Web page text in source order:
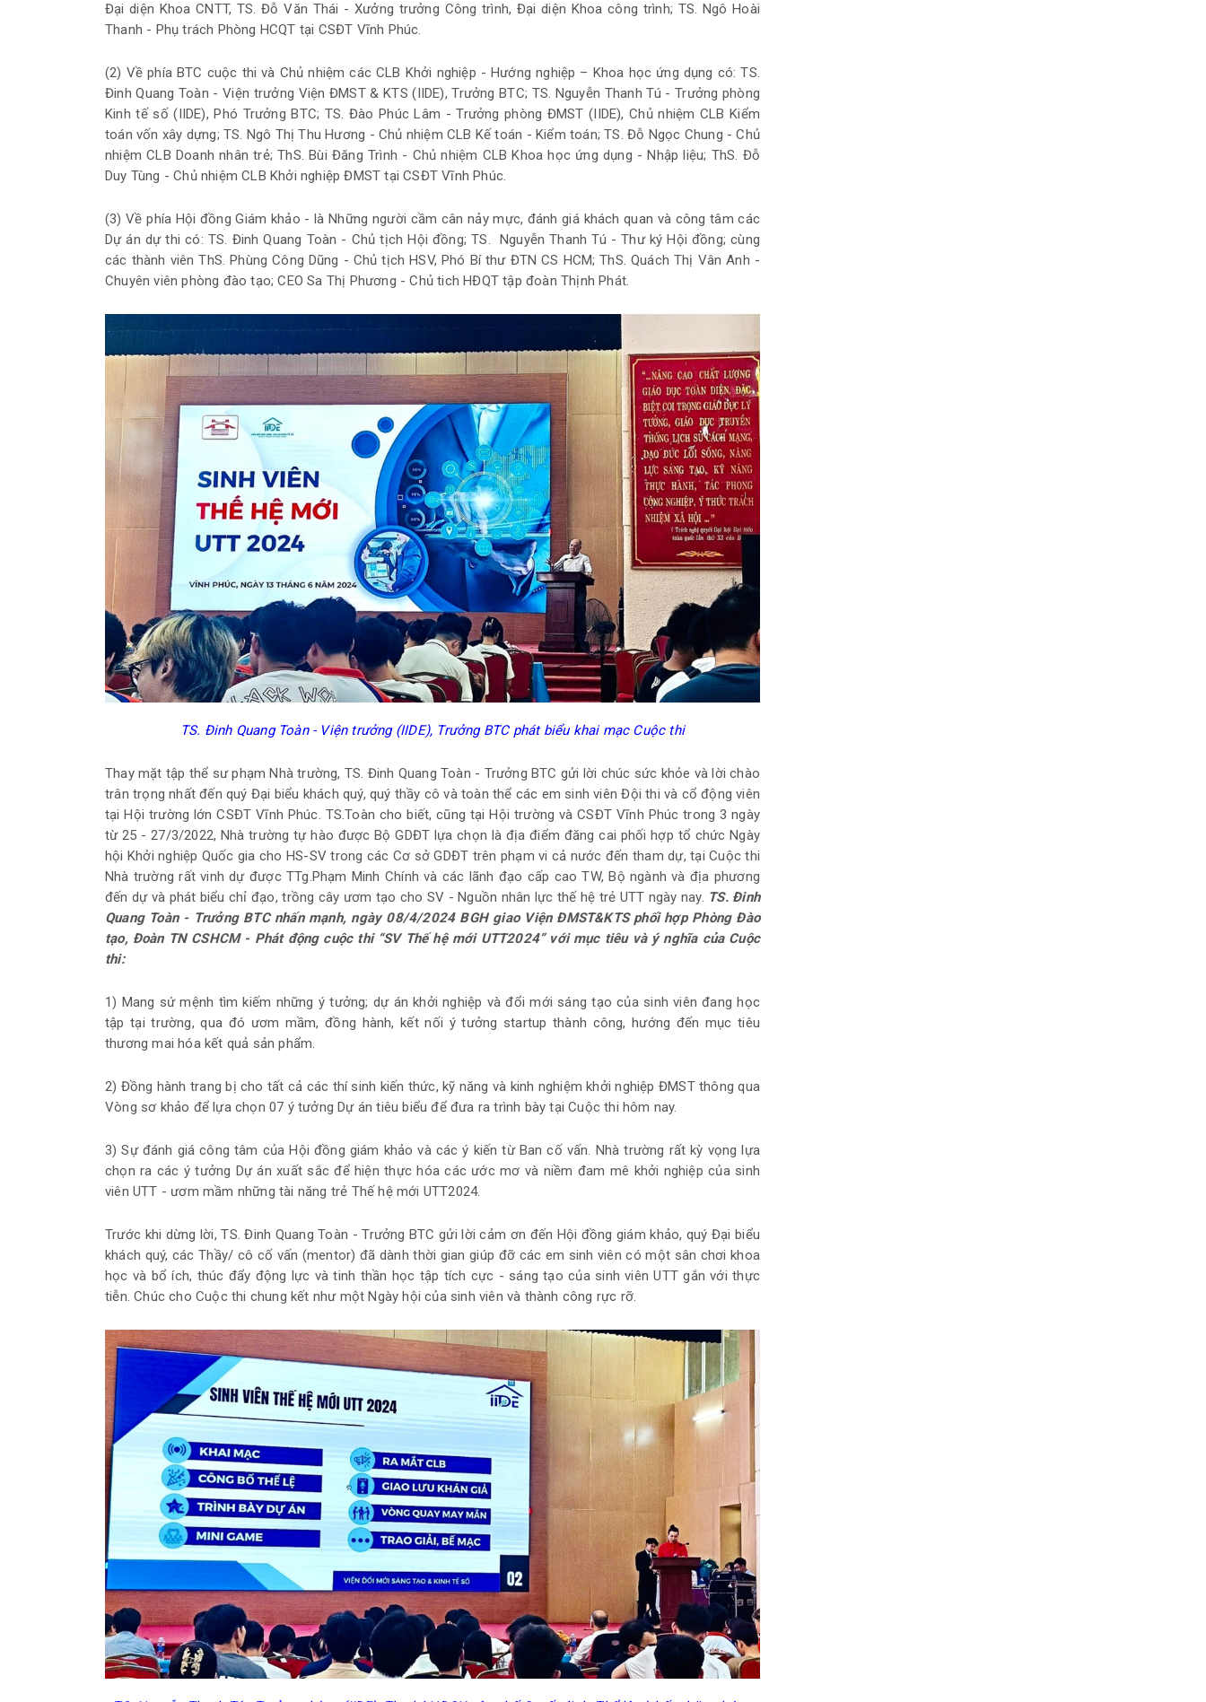
Đại diện Khoa CNTT, TS. Đỗ Văn Thái - Xưởng trưởng Công trình, Đại diện Khoa công trình; TS. Ngô Hoài
Thanh - Phụ trách Phòng HCQT tại CSĐT Vĩnh Phúc.
(2) Về phía BTC cuộc thi và Chủ nhiệm các CLB Khởi nghiệp - Hướng nghiệp – Khoa học ứng dụng có: TS.
Đinh Quang Toàn - Viện trưởng Viện ĐMST & KTS (IIDE), Trưởng BTC; TS. Nguyễn Thanh Tú - Trưởng phòng
Kinh tế số (IIDE), Phó Trưởng BTC; TS. Đào Phúc Lâm - Trưởng phòng ĐMST (IIDE), Chủ nhiệm CLB Kiểm
toán vốn xây dựng; TS. Ngô Thị Thu Hương - Chủ nhiệm CLB Kế toán - Kiểm toán; TS. Đỗ Ngọc Chung - Chủ
nhiệm CLB Doanh nhân trẻ; ThS. Bùi Đăng Trình - Chủ nhiệm CLB Khoa học ứng dụng - Nhập liệu; ThS. Đỗ
Duy Tùng - Chủ nhiệm CLB Khởi nghiệp ĐMST tại CSĐT Vĩnh Phúc.
(3) Về phía Hội đồng Giám khảo - là Những người cầm cân nảy mực, đánh giá khách quan và công tâm các
Dự án dự thi có: TS. Đinh Quang Toàn - Chủ tịch Hội đồng; TS. Nguyễn Thanh Tú - Thư ký Hội đồng; cùng
các thành viên ThS. Phùng Công Dũng - Chủ tịch HSV, Phó Bí thư ĐTN CS HCM; ThS. Quách Thị Vân Anh -
Chuyên viên phòng đào tạo; CEO Sa Thị Phương - Chủ tich HĐQT tập đoàn Thịnh Phát.
TS. Đinh Quang Toàn - Viện trưởng (IIDE), Trưởng BTC phát biểu khai mạc Cuộc thi
Thay mặt tập thể sư phạm Nhà trường, TS. Đinh Quang Toàn - Trưởng BTC gửi lời chúc sức khỏe và lời chào
trân trọng nhất đến quý Đại biểu khách quý, quý thầy cô và toàn thể các em sinh viên Đội thi và cổ động viên
tại Hội trường lớn CSĐT Vĩnh Phúc. TS.Toàn cho biết, cũng tại Hội trường và CSĐT Vĩnh Phúc trong 3 ngày
từ 25 - 27/3/2022, Nhà trường tự hào được Bộ GDĐT lựa chọn là địa điểm đăng cai phối hợp tổ chức Ngày
hội Khởi nghiệp Quốc gia cho HS-SV trong các Cơ sở GDĐT trên phạm vi cả nước đến tham dự, tại Cuộc thi
Nhà trường rất vinh dự được TTg.Phạm Minh Chính và các lãnh đạo cấp cao TW, Bộ ngành và địa phương
đến dự và phát biểu chỉ đạo, trồng cây ươm tạo cho SV - Nguồn nhân lực thế hệ trẻ UTT ngày nay. TS. Đinh
Quang Toàn - Trưởng BTC nhấn mạnh, ngày 08/4/2024 BGH giao Viện ĐMST&KTS phối hợp Phòng Đào
tạo, Đoàn TN CSHCM - Phát động cuộc thi “SV Thế hệ mới UTT2024” với mục tiêu và ý nghĩa của Cuộc
thi:
1) Mang sứ mệnh tìm kiếm những ý tưởng; dự án khởi nghiệp và đổi mới sáng tạo của sinh viên đang học
tập tại trường, qua đó ươm mầm, đồng hành, kết nối ý tưởng startup thành công, hướng đến mục tiêu
thương mai hóa kết quả sản phẩm.
2) Đồng hành trang bị cho tất cả các thí sinh kiến thức, kỹ năng và kinh nghiệm khởi nghiệp ĐMST thông qua
Vòng sơ khảo để lựa chọn 07 ý tưởng Dự án tiêu biểu để đưa ra trình bày tại Cuộc thi hôm nay.
3) Sự đánh giá công tâm của Hội đồng giám khảo và các ý kiến từ Ban cố vấn. Nhà trường rất kỳ vọng lựa
chọn ra các ý tưởng Dự án xuất sắc để hiện thực hóa các ước mơ và niềm đam mê khởi nghiệp của sinh
viên UTT - ươm mầm những tài năng trẻ Thế hệ mới UTT2024.
Trước khi dừng lời, TS. Đinh Quang Toàn - Trưởng BTC gửi lời cảm ơn đến Hội đồng giám khảo, quý Đại biểu
khách quý, các Thầy/ cô cố vấn (mentor) đã dành thời gian giúp đỡ các em sinh viên có một sân chơi khoa
học và bổ ích, thúc đẩy động lực và tinh thần học tập tích cực - sáng tạo của sinh viên UTT gắn với thực
tiễn. Chúc cho Cuộc thi chung kết như một Ngày hội của sinh viên và thành công rực rỡ.